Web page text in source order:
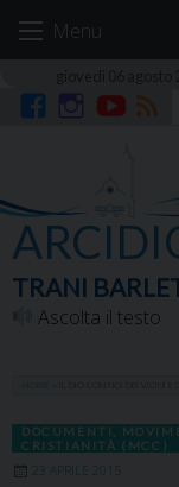
Menu
TRANI
Ascolta il testo
DOCUMENTI
CRISTIANITÀ (MCC)
23 APRILE 2015